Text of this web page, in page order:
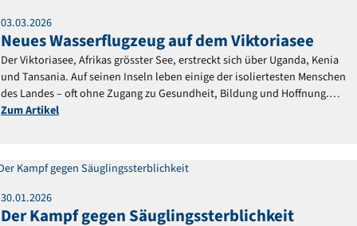
03.03.2026
Neues Wasserflugzeug auf dem Viktoriasee
Der Viktoriasee, Afrikas grösster See, erstreckt sich über Uganda, Kenia
und Tansania. Auf seinen Inseln leben einige der isoliertesten Menschen
des Landes – oft ohne Zugang zu Gesundheit, Bildung und Hoffnung.
Doch nun eröffnen sich Perspektiven.
Zum Artikel
30.01.2026
Der Kampf gegen Säuglingssterblichkeit